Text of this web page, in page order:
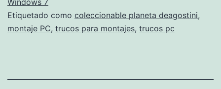
la
Windows 7
Etiquetado como coleccionable planeta deagostini,
montaje PC, trucos para montajes, trucos pc